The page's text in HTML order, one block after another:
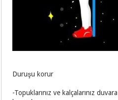
Duruşu korur
-Topuklarınız ve kalçalarınız